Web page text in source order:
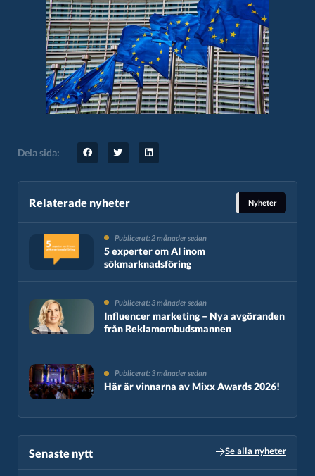
Dela sida:
Relaterade nyheter Nyheter
Publicerat: 2 månader sedan
5 experter om AI inom
sökmarknadsföring
Publicerat: 3 månader sedan
Influencer marketing – Nya avgöranden
från Reklamombudsmannen
Publicerat: 3 månader sedan
Här är vinnarna av Mixx Awards 2026!
Senaste nytt​ Se alla nyheter